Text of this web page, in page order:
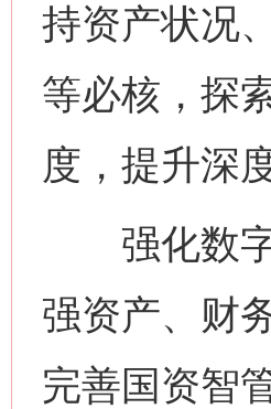
持资产状况
等必核，探
度，提升深
强化数字
强资产、财
完善国资智